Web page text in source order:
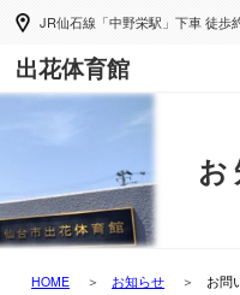
JR仙石線「中野栄駅」下車 徒歩
出花体育館
HOME お知らせ お問